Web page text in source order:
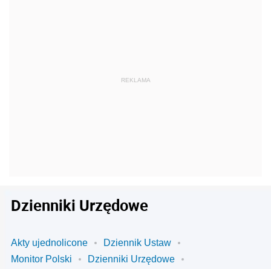
Dzienniki Urzędowe
Akty ujednolicone
Dziennik Ustaw
Monitor Polski
Dzienniki Urzędowe